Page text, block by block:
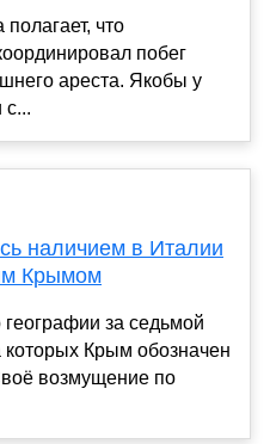
что
побег
ареста. Якобы у
наличием в Италии
Крымом
географии за седьмой
которых Крым обозначен
возмущение по